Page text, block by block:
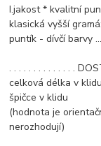
I.jakost * kvalitní
klasická vyšší
puntík - dívčí barvy
. . . . . . . . . . . . . .
celková délka v
špičce v klidu
(hodnota je
nerozhodují)